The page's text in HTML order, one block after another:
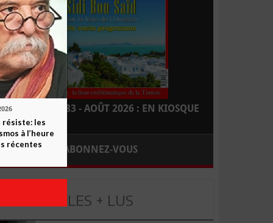
LEADERS N° 183 - AOÛT 2026 : EN KIOSQUE
ABONNEZ-VOUS
LES + LUS
résiste: les
à l’heure
récentes